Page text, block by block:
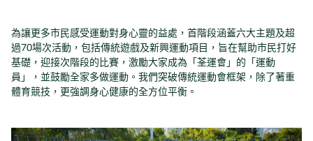
為讓更多市民感受運動對身心靈的益處，首階段涵蓋六大主題及超
過70場次活動，包括傳統遊戲及新興運動項目，旨在幫助市民打好
基礎，迎接次階段的比賽，激勵大家成為「荃運會」的「運動
員」，並鼓勵全家多做運動。我們突破傳統運動會框架，除了著重
體育競技，更強調身心健康的全方位平衡。